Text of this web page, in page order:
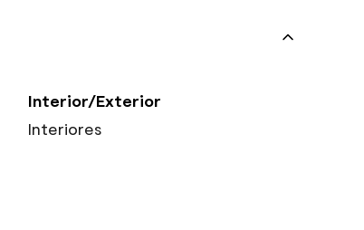
Interior/Exterior
Interiores